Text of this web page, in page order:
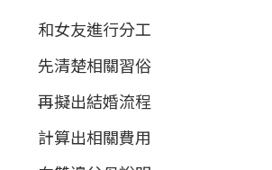
和女友進行分工
先清楚相關習俗
再擬出結婚流程
計算出相關費用